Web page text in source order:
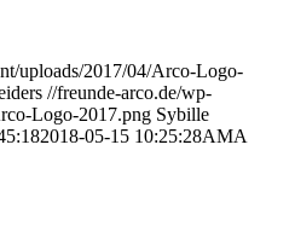
uploads/2017/04/Arco-Logo-
//freunde-arco.de/wp-
Logo-2017.png Sybille
2018-05-15 10:25:28AMA